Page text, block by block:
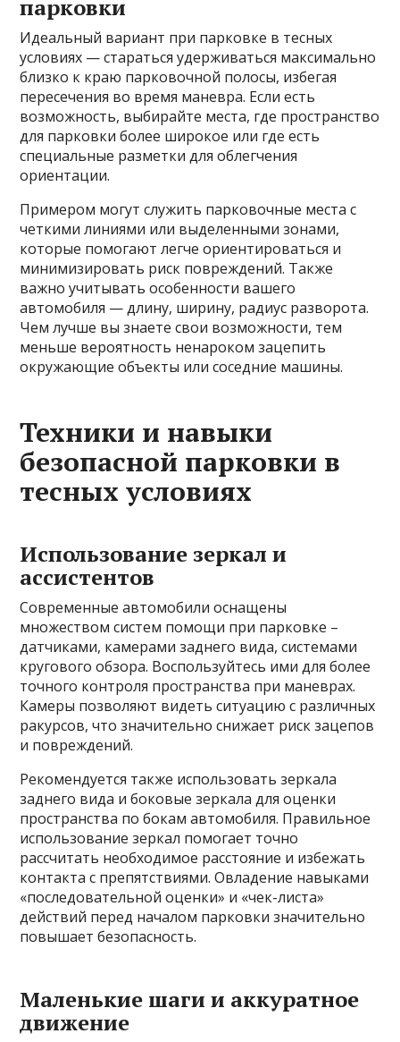
парковки
Идеальный вариант при парковке в тесных
условиях — стараться удерживаться максимально
близко к краю парковочной полосы, избегая
пересечения во время маневра. Если есть
возможность, выбирайте места, где пространство
для парковки более широкое или где есть
специальные разметки для облегчения
ориентации.
Примером могут служить парковочные места с
четкими линиями или выделенными зонами,
которые помогают легче ориентироваться и
минимизировать риск повреждений. Также
важно учитывать особенности вашего
автомобиля — длину, ширину, радиус разворота.
Чем лучше вы знаете свои возможности, тем
меньше вероятность ненароком зацепить
окружающие объекты или соседние машины.
Техники и навыки
безопасной парковки в
тесных условиях
Использование зеркал и
ассистентов
Современные автомобили оснащены
множеством систем помощи при парковке –
датчиками, камерами заднего вида, системами
кругового обзора. Воспользуйтесь ими для более
точного контроля пространства при маневрах.
Камеры позволяют видеть ситуацию с различных
ракурсов, что значительно снижает риск зацепов
и повреждений.
Рекомендуется также использовать зеркала
заднего вида и боковые зеркала для оценки
пространства по бокам автомобиля. Правильное
использование зеркал помогает точно
рассчитать необходимое расстояние и избежать
контакта с препятствиями. Овладение навыками
«последовательной оценки» и «чек-листа»
действий перед началом парковки значительно
повышает безопасность.
Маленькие шаги и аккуратное
движение